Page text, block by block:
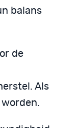
balans
de
Als